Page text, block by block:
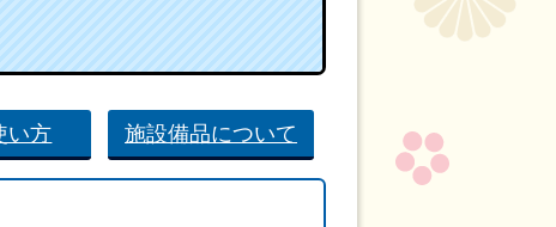
い方 施設備品について